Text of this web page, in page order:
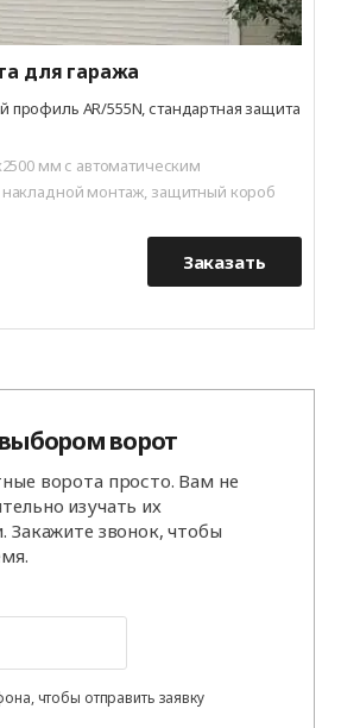
для гаража
AR/555N, стандартная защита
мм с автоматическим
монтаж, защитный короб
Заказать
ворот
ворота просто. Вам не
изучать их
Закажите звонок, чтобы
чтобы отправить заявку